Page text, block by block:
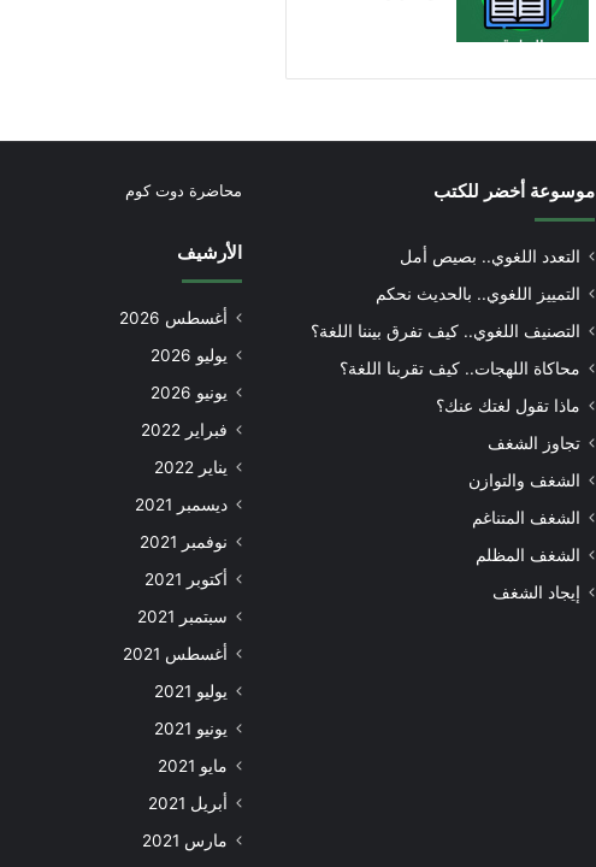
موسوعة أخضر للكتب
التعدد اللغوي.. بصيص أمل
التمييز اللغوي.. بالحديث نحكم
التصنيف اللغوي.. كيف تفرق بيننا اللغة؟
محاكاة اللهجات.. كيف تقربنا اللغة؟
ماذا تقول لغتك عنك؟
تجاوز الشغف
الشغف والتوازن
الشغف المتناغم
الشغف المظلم
إيجاد الشغف
محاضرة دوت كوم
الأرشيف
أغسطس 2026
يوليو 2026
يونيو 2026
فبراير 2022
يناير 2022
ديسمبر 2021
نوفمبر 2021
أكتوبر 2021
سبتمبر 2021
أغسطس 2021
يوليو 2021
يونيو 2021
مايو 2021
أبريل 2021
مارس 2021